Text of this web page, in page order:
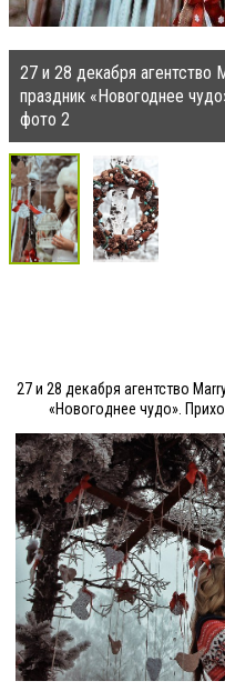
27 и 28 декабря
праздник «Новогоднее
фото 2
27 и 28 декабря агентство
«Новогоднее чудо».